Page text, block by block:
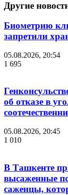
Другие
Биометрию
запретили
05.08.2026, 20:54
1 695
об отказе в
05.08.2026, 20:45
1 010
В Ташкенте
высаженные
саженцы,